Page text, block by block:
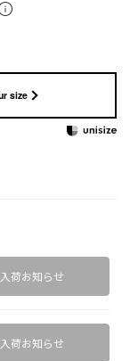
size
荷お知らせ
荷お知らせ